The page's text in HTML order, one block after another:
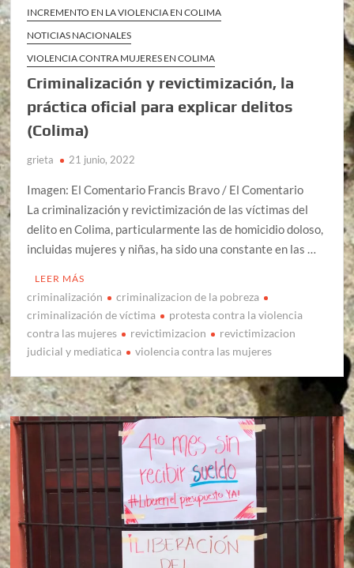
INCREMENTO EN LA VIOLENCIA EN COLIMA
NOTICIAS NACIONALES
VIOLENCIA CONTRA MUJERES EN COLIMA
Criminalización y revictimización, la
práctica oficial para explicar delitos
(Colima)
grieta 21 junio, 2022
Imagen: El Comentario Francis Bravo / El Comentario
La criminalización y revictimización de las víctimas del
delito en Colima, particularmente las de homicidio doloso,
incluidas mujeres y niñas, ha sido una constante en las …
LEER MÁS
criminalización
criminalizacion de la pobreza
criminalización de víctima
protesta contra la violencia
contra las mujeres
revictimizacion
revictimizacion
judicial y mediatica
violencia contra las mujeres